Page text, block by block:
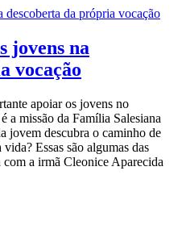
jovens na
vocação
apoiar os jovens no
a missão da Família Salesiana
jovem descubra o caminho de
Essas são algumas das
com a irmã Cleonice Aparecida